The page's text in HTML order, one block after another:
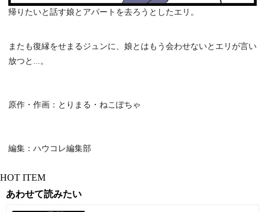
帰りたいと話す娘とアパートを去ろうとしたエリ。
またも復縁をせまるジュンに、娘とはもう会わせないとエリが言い
放つと...。
原作・作画：とりまる・ねこぽちゃ
編集：ハウコレ編集部
HOT ITEM
あわせて読みたい